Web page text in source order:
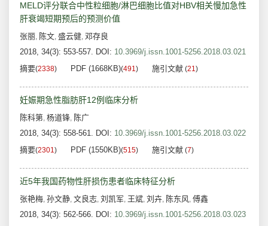
MELD评分联合中性粒细胞/淋巴细胞比值对HBV相关慢加急性
肝衰竭短期预后的预测价值
张丽, 陈文, 盛云健, 邓存良
2018, 34(3): 553-557. DOI: 10.3969/j.issn.1001-5256.2018.03.021
摘要(2338) PDF (1668KB)(491) 施引文献 (21)
妊娠期急性脂肪肝12例临床分析
陈科第, 杨道锋, 陈广
2018, 34(3): 558-561. DOI: 10.3969/j.issn.1001-5256.2018.03.022
摘要(2301) PDF (1550KB)(515) 施引文献 (7)
近5年我国药物性肝损伤患者临床特征分析
张艳梅, 孙文静, 文良志, 刘凯军, 王斌, 刘卉, 陈东风, 傅鑫
2018, 34(3): 562-566. DOI: 10.3969/j.issn.1001-5256.2018.03.023